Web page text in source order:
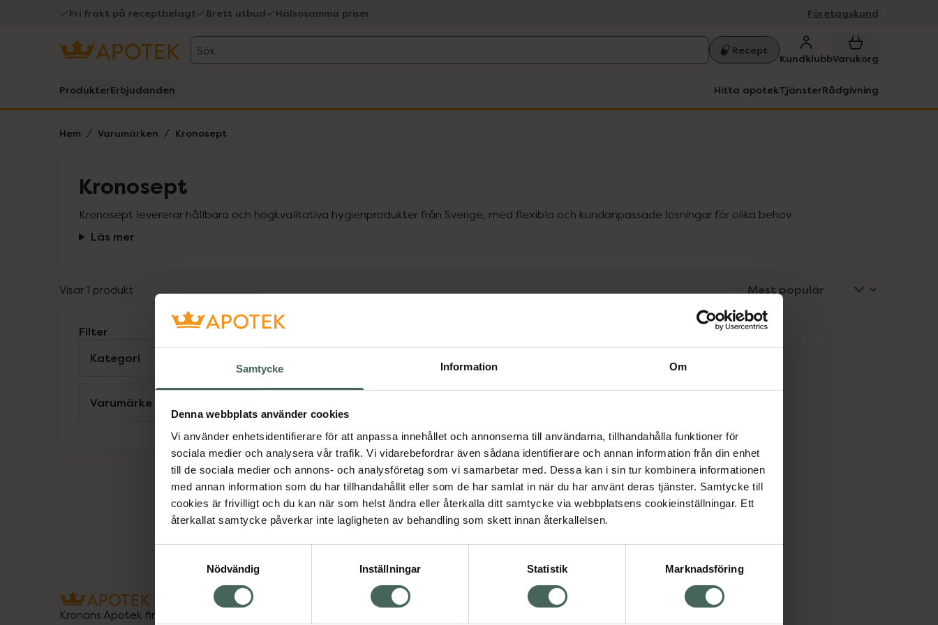
Samtycke Information Om
Denna webbplats använder cookies
Vi använder enhetsidentifierare för att anpassa innehållet och annonserna till användarna, tillhandahålla funktioner för
sociala medier och analysera vår trafik. Vi vidarebefordrar även sådana identifierare och annan information från din enhet
till de sociala medier och annons- och analysföretag som vi samarbetar med. Dessa kan i sin tur kombinera informationen
med annan information som du har tillhandahållit eller som de har samlat in när du har använt deras tjänster. Samtycke till
cookies är frivilligt och du kan när som helst ändra eller återkalla ditt samtycke via webbplatsens cookieinställningar. Ett
återkallat samtycke påverkar inte lagligheten av behandling som skett innan återkallelsen.
Nödvändig
Inställningar Statistik Marknadsföring
Fri frakt på receptbelagt Brett utbud Hälsosamma priser Företagskund
Sök Recept
KundklubbVarukorg
ProdukterErbjudanden Hitta apotekTjänsterRådgivning
Hem Varumärken Kronosept
Kronosept
Kronosept levererar hållbara och högkvalitativa hygienprodukter från Sverige, med flexibla och kundanpassade lösningar för olika behov.
Läs mer
Visar 1 produkt
Filter
Kategori
Varumärke
Förlossningsbinda
Pris online
40,90 kr
Kronans Apotek finns här för dig. Du hittar oss från Skåne i syd
Om recept och läkemedel